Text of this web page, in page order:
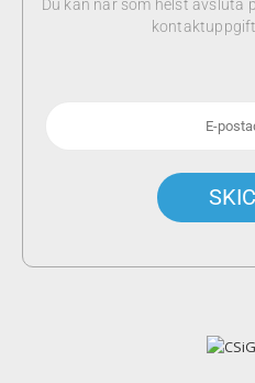
Du kan när som helst avsluta